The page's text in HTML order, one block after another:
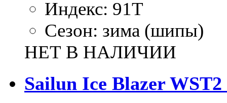
Индекс: 91T
Сезон: зима (шипы)
НЕТ В НАЛИЧИИ
Sailun Ice Blazer WST2